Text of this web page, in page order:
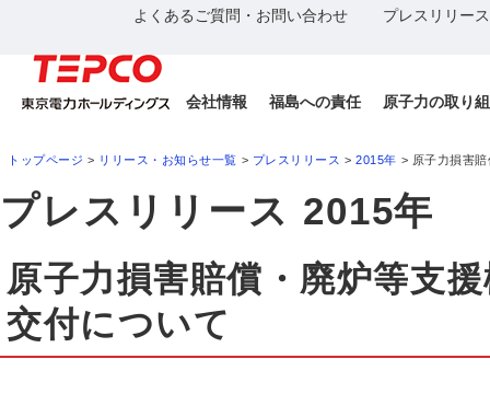
よくあるご質問・お問い合わせ プレスリリー
会社情報 福島への責任 原子力の取り
トップページ > リリース・お知らせ一覧 > プレスリリース >2015年 > 原子力損害
プレスリリース 2015年
原子力損害賠償・廃炉等支
交付について